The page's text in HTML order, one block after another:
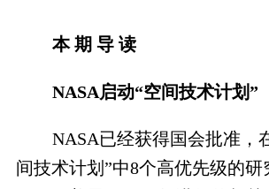
本 期 导 读
NASA启动“空间技术计划”
NASA已经获得国会批准，
间技术计划”中8个高优先级的研